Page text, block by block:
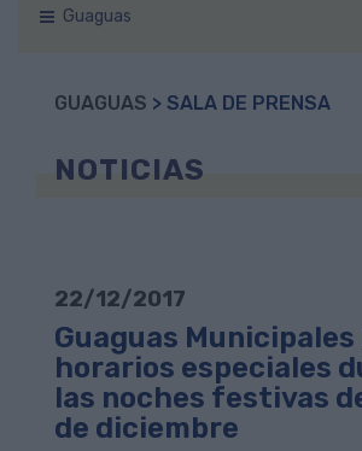
Guaguas
GUAGUAS > SALA DE PRENSA
NOTICIAS
22/12/2017
Guaguas
horarios especiales
las noches festivas
de diciembre